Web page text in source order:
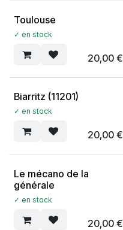
Toulouse
✓ en stock
20,00€
Biarritz (11201)
✓ en stock
20,00€
Le mécano de la
générale
✓ en stock
20,00€